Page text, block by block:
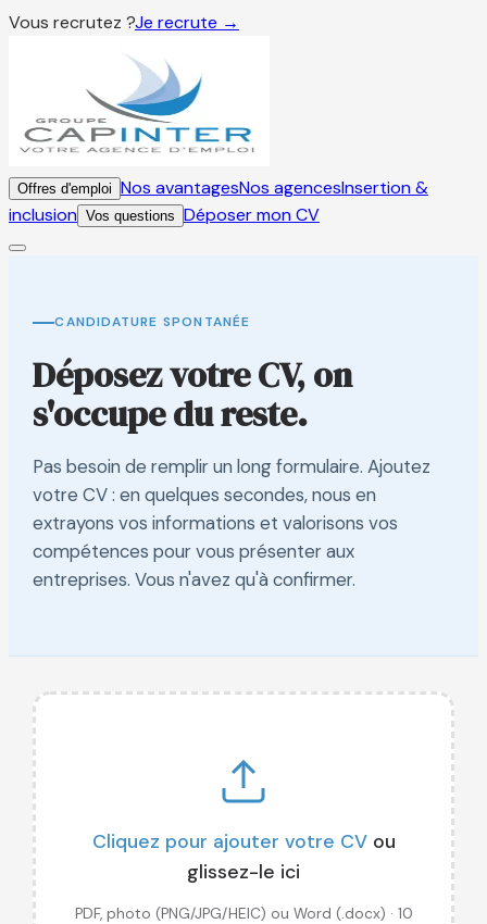
Vous recrutez ?Je recrute →
Offres d'emploi Nos avantagesNos agencesInsertion &
inclusion Vos questions Déposer mon CV
CANDIDATURE SPONTANÉE
Déposez votre CV, on
s'occupe du reste.
Pas besoin de remplir un long formulaire. Ajoutez
votre CV : en quelques secondes, nous en
extrayons vos informations et valorisons vos
compétences pour vous présenter aux
entreprises. Vous n'avez qu'à confirmer.
Cliquez pour ajouter votre CVou
glissez-le ici
PDF, photo (PNG/JPG/HEIC) ou Word (.docx) · 10